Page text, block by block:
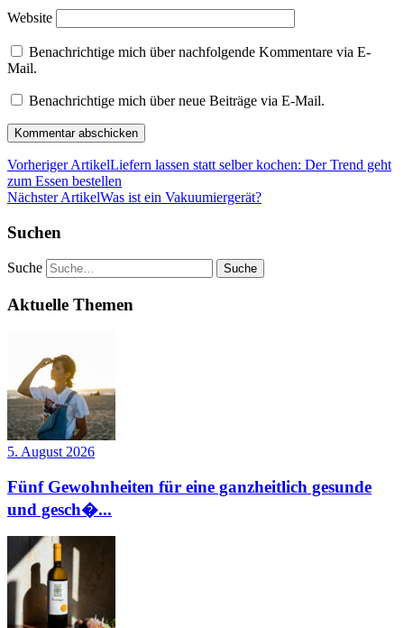
Website
Benachrichtige mich über nachfolgende Kommentare via E-
Mail.
Benachrichtige mich über neue Beiträge via E-Mail.
Vorheriger ArtikelLiefern lassen statt selber kochen: Der Trend geht
zum Essen bestellen
Nächster ArtikelWas ist ein Vakuumiergerät?
Suchen
Suche
Aktuelle Themen
5. August 2026
Fünf Gewohnheiten für eine ganzheitlich gesunde
und gesch�...